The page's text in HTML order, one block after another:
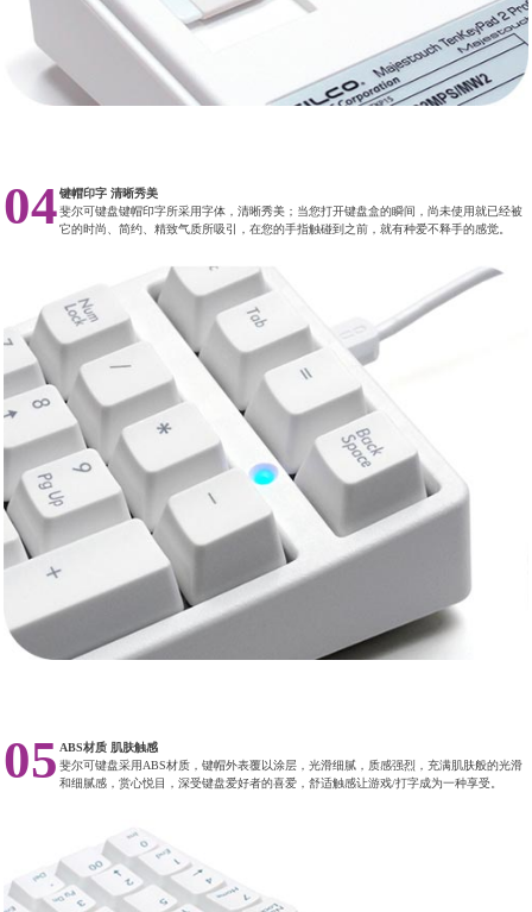
04键帽印字 清晰秀美
斐尔可键盘键帽印字所采用字体，清晰秀美；当您打开键盘盒的瞬间，尚未使用就已经被
它的时尚、简约、精致气质所吸引，在您的手指触碰到之前，就有种爱不释手的感觉。
05 ABS材质 肌肤触感
斐尔可键盘采用ABS材质，键帽外表覆以涂层，光滑细腻，质感强烈，充满肌肤般的光滑
和细腻感，赏心悦目，深受键盘爱好者的喜爱，舒适触感让游戏/打字成为一种享受。